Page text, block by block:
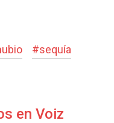
#sequía
en Voiz